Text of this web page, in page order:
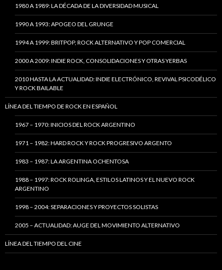
1980 A 1989: LA DÉCADA DE LA DIVERSIDAD MUSICAL
1990 A 1993: APOGEO DEL GRUNGE
1994 A 1999: BRITPOP, ROCK ALTERNATIVO Y POP COMERCIAL
2000 A 2009: INDIE ROCK, CONSOLIDACIONES Y OTRAS YERBAS
2010 HASTA LA ACTUALIDAD: INDIE ELECTRÓNICO, REVIVAL PSICODÉLICO
Y ROCK BAILABLE
LÍNEA DEL TIEMPO DE ROCK EN ESPAÑOL
1967 – 1970: INICIOS DEL ROCK ARGENTINO
1971 – 1982: HARD ROCK Y ROCK PROGRESIVO ARGENTO
1983 – 1987: LA ARGENTINA OCHENTOSA
1988 – 1997: ROCK ROLINGA, ESTILOS LATINOS Y EL NUEVO ROCK
ARGENTINO
1998 – 2004: SEPARACIONES Y PROYECTOS SOLISTAS
2005 – ACTUALIDAD: AUGE DEL MOVIMIENTO ALTERNATIVO
LÍNEA DEL TIEMPO DEL CINE